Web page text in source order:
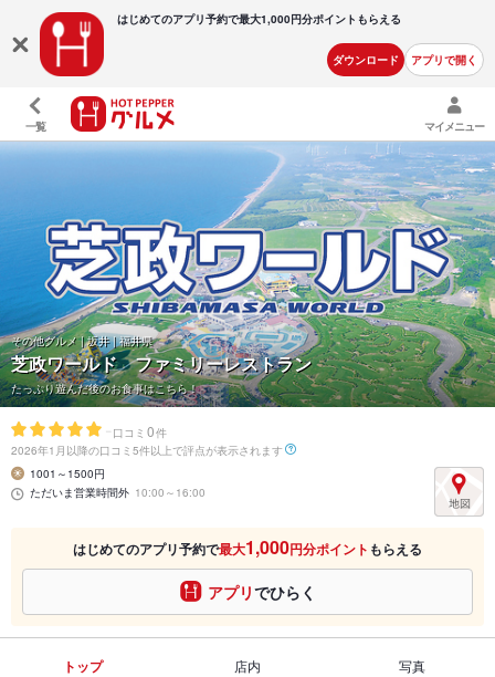
はじめてのアプリ予約で最大1,000円分ポイントもらえる
ダウンロード アプリで開く
一覧 マイメニュー
その他グルメ | 坂井 | 福井県
芝政ワールド ファミリーレストラン
たっぷり遊んだ後のお食事はこちら！
- 口コミ 0件
2026年1月以降の口コミ5件以上で評点が表示されます
1001～1500円
ただいま営業時間外 10:00～16:00
はじめてのアプリ予約で最大1,000円分ポイント もらえる
アプリでひらく
トップ 店内 写真